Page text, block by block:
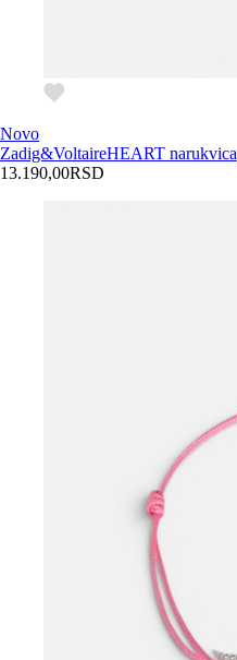
Novo
Zadig&VoltaireHEART narukvica
13.190,00RSD